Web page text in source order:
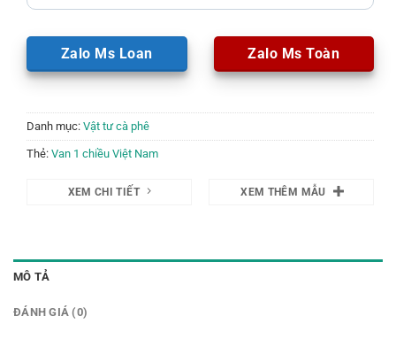
Zalo Ms Loan Zalo Ms Toàn
Danh mục: Vật tư cà phê
Thẻ: Van 1 chiều Việt Nam
XEM CHI TIẾT XEM THÊM MẪU
MÔ TẢ
ĐÁNH GIÁ (0)